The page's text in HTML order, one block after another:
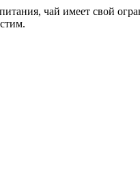
чай имеет свой